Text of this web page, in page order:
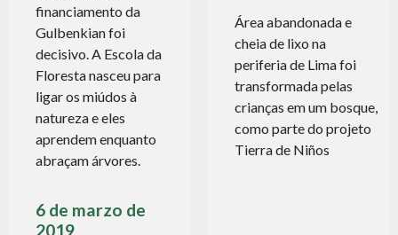
financiamento da
Gulbenkian foi
decisivo. A Escola da
Floresta nasceu para
ligar os miúdos à
natureza e eles
aprendem enquanto
abraçam árvores.
6 de marzo de
2019
Área abandonada e
cheia de lixo na
periferia de Lima foi
transformada pelas
crianças em um bosque,
como parte do projeto
Tierra de Niños